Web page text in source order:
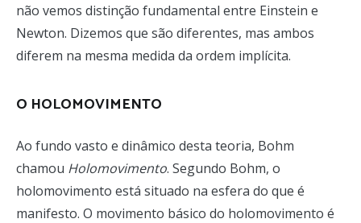
não vemos distinção fundamental entre Einstein e
Newton. Dizemos que são diferentes, mas ambos
diferem na mesma medida da ordem implícita.
O HOLOMOVIMENTO
Ao fundo vasto e dinâmico desta teoria, Bohm
chamou Holomovimento. Segundo Bohm, o
holomovimento está situado na esfera do que é
manifesto. O movimento básico do holomovimento é